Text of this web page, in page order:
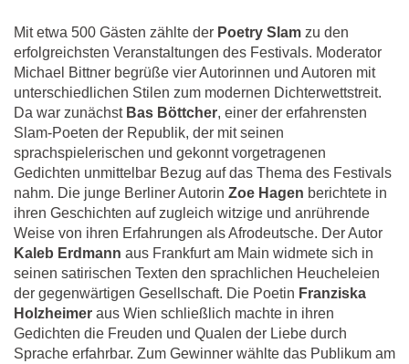
Mit etwa 500 Gästen zählte der Poetry Slam zu den
erfolgreichsten Veranstaltungen des Festivals. Moderator
Michael Bittner begrüße vier Autorinnen und Autoren mit
unterschiedlichen Stilen zum modernen Dichterwettstreit.
Da war zunächst Bas Böttcher, einer der erfahrensten
Slam-Poeten der Republik, der mit seinen
sprachspielerischen und gekonnt vorgetragenen
Gedichten unmittelbar Bezug auf das Thema des Festivals
nahm. Die junge Berliner Autorin Zoe Hagen berichtete in
ihren Geschichten auf zugleich witzige und anrührende
Weise von ihren Erfahrungen als Afrodeutsche. Der Autor
Kaleb Erdmann aus Frankfurt am Main widmete sich in
seinen satirischen Texten den sprachlichen Heucheleien
der gegenwärtigen Gesellschaft. Die Poetin Franziska
Holzheimer aus Wien schließlich machte in ihren
Gedichten die Freuden und Qualen der Liebe durch
Sprache erfahrbar. Zum Gewinner wählte das Publikum am